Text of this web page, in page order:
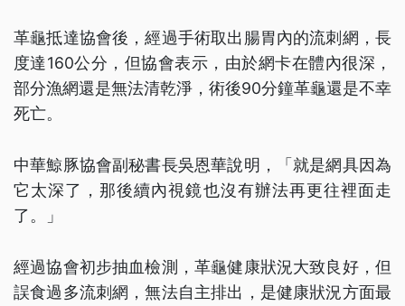
革龜抵達協會後，經過手術取出腸胃內的流刺網，長
度達160公分，但協會表示，由於網卡在體內很深，
部分漁網還是無法清乾淨，術後90分鐘革龜還是不幸
死亡。
中華鯨豚協會副秘書長吳恩華說明，「就是網具因為
它太深了，那後續內視鏡也沒有辦法再更往裡面走
了。」
經過協會初步抽血檢測，革龜健康狀況大致良好，但
誤食過多流刺網，無法自主排出，是健康狀況方面最